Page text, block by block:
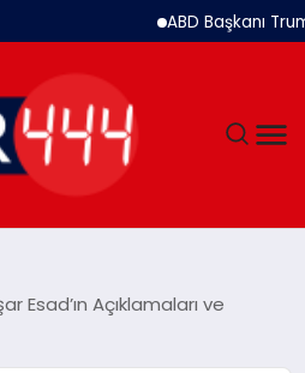
ABD Başkanı
Esad’ın Açıklamaları ve